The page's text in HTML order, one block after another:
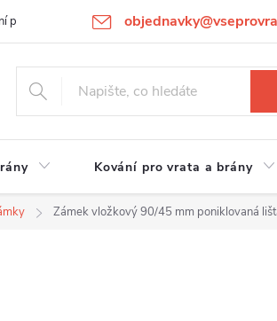
podmínky Ochrana osobních údajů
Kování pro vrata a brány
Zámek vložkový 90/45 mm poniklovaná